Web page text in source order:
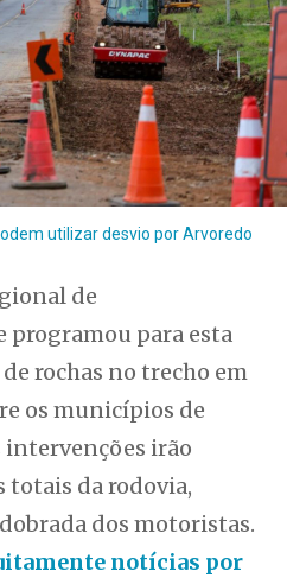
utilizar desvio por Arvoredo
de
para esta
rochas no trecho em
os municípios de
intervenções irão
totais da rodovia,
dos motoristas.
notícias por